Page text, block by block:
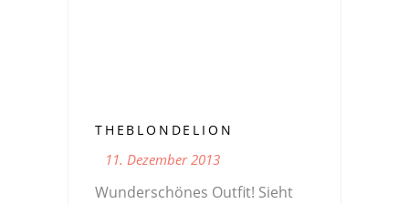
THEBLONDELION
11. Dezember 2013
Wunderschönes Outfit! Sieht